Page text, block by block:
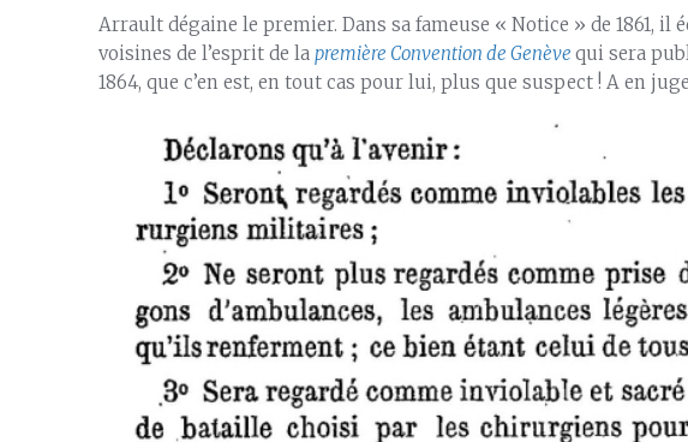
Arrault dégaine le premier. Dans sa fameuse « Notice » de 1861,
voisines de l’esprit de la première Convention de Genève qui sera
1864, que c’en est, en tout cas pour lui, plus que suspect ! A en